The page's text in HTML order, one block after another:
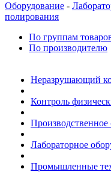
Оборудование -
полирования
По группам
По производителю
Неразрушающий
Контроль
Производственное
Лабораторное
Промышленные